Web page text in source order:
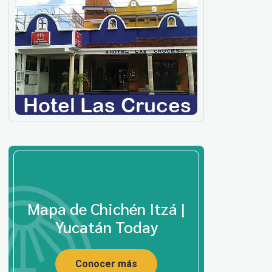
Mapa de Chichén Itzá |
Yucatán Today
Conocer más